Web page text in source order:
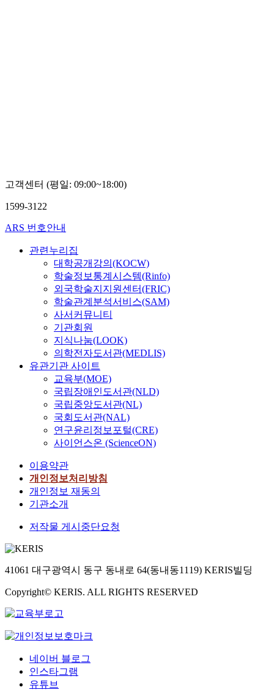
고객센터 (평일: 09:00~18:00)
1599-3122
ARS 번호안내
관련누리집
대학공개강의(KOCW)
학술정보통계시스템(Rinfo)
외국학술지지원센터(FRIC)
학술관계분석서비스(SAM)
사서커뮤니티
기관회원
지식나눔(LOOK)
의학전자도서관(MEDLIS)
유관기관 사이트
교육부(MOE)
국립장애인도서관(NLD)
국립중앙도서관(NL)
국회도서관(NAL)
연구윤리정보포털(CRE)
사이언스온 (ScienceON)
이용약관
개인정보처리방침
개인정보 재동의
기관소개
저작물 게시중단요청
41061 대구광역시 동구 동내로 64(동내동1119) KERIS빌딩
Copyright© KERIS. ALL RIGHTS RESERVED
네이버 블로그
인스타그램
유튜브